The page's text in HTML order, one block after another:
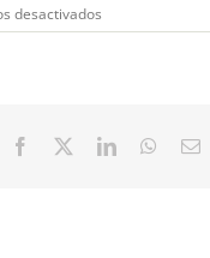
desactivados
El
un
Facebook LinkedIn